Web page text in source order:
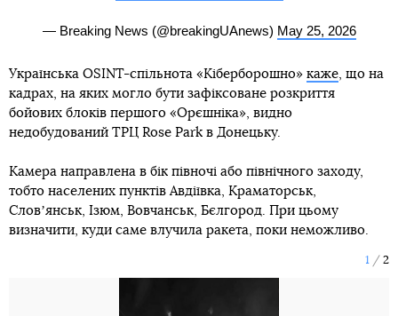
— Breaking News (@breakingUAnews) May 25, 2026
Українська OSINT-спільнота «Кіберборошно» каже, що на
кадрах, на яких могло бути зафіксоване розкриття
бойових блоків першого «Орєшніка», видно
недобудований ТРЦ Rose Park в Донецьку.
Камера направлена в бік півночі або північного заходу,
тобто населених пунктів Авдіївка, Краматорськ,
Словʼянськ, Ізюм, Вовчанськ, Бєлгород. При цьому
визначити, куди саме влучила ракета, поки неможливо.
1 2